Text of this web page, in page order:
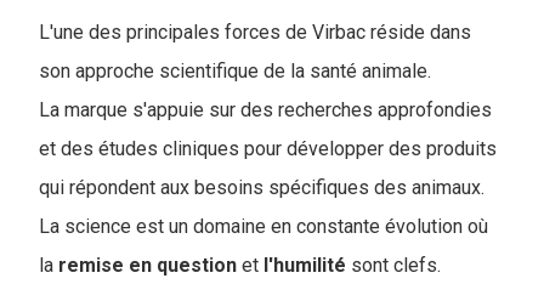
L'une des principales forces de Virbac réside dans
son approche scientifique de la santé animale.
La marque s'appuie sur des recherches approfondies
et des études cliniques pour développer des produits
qui répondent aux besoins spécifiques des animaux.
La science est un domaine en constante évolution où
la remise en question et l'humilité sont clefs.